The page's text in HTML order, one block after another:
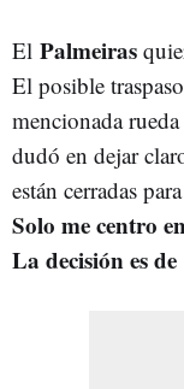
El Palmeiras
El posible
mencionada
dudó en dejar
están cerradas
Solo me centro
La decisión es de